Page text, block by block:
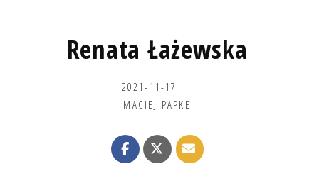
Renata Łażewska
2021-11-17
MACIEJ PAPKE